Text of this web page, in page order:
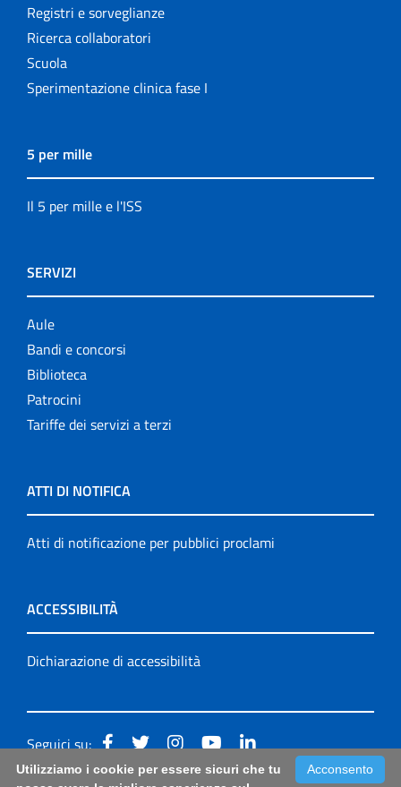
Registri e sorveglianze
Ricerca collaboratori
Scuola
Sperimentazione clinica fase I
5 per mille
Il 5 per mille e l'ISS
SERVIZI
Aule
Bandi e concorsi
Biblioteca
Patrocini
Tariffe dei servizi a terzi
ATTI DI NOTIFICA
Atti di notificazione per pubblici proclami
ACCESSIBILITÀ
Dichiarazione di accessibilità
Seguici su:
Acconsento
Utilizziamo i cookie per essere sicuri che tu